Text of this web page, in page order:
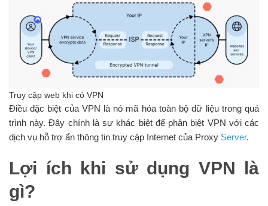
Truy cập web khi có VPN
Điều đặc biệt của VPN là nó mã hóa toàn bộ dữ liệu trong quá
trình này. Đây chính là sự khác biệt để phân biệt VPN với các
dịch vụ hỗ trợ ẩn thông tin truy cập Internet của Proxy Server.
Lợi ích khi sử dụng VPN là
gì?